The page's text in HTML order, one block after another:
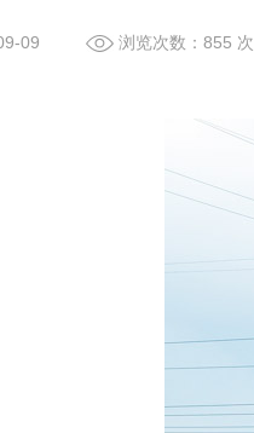
09 浏览次数：855 次